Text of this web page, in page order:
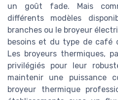
un goût fade. Mais
différents modèles
branches ou le broyeur
besoins et du type de café
Les broyeurs thermiques,
privilégiés pour leur
maintenir une puissance
broyeur thermique